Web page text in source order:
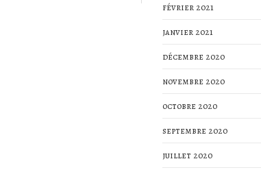
février 2021
janvier 2021
décembre 2020
novembre 2020
octobre 2020
septembre 2020
juillet 2020